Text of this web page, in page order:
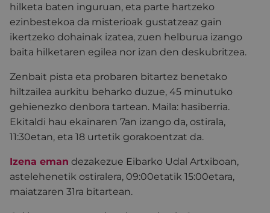
hilketa baten inguruan, eta parte hartzeko
ezinbestekoa da misterioak gustatzeaz gain
ikertzeko dohainak izatea, zuen helburua izango
baita hilketaren egilea nor izan den deskubritzea.
Zenbait pista eta probaren bitartez benetako
hiltzailea aurkitu beharko duzue, 45 minutuko
gehienezko denbora tartean. Maila: hasiberria.
Ekitaldi hau ekainaren 7an izango da, ostirala,
11:30etan, eta 18 urtetik gorakoentzat da.
Izena eman dezakezue Eibarko Udal Artxiboan,
astelehenetik ostiralera, 09:00etatik 15:00etara,
maiatzaren 31ra bitartean.